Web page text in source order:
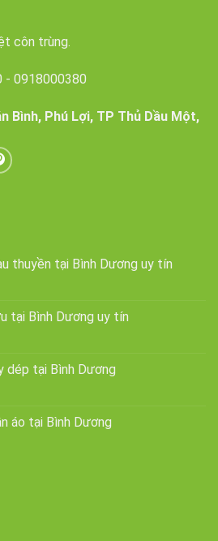
côn trùng.
- 0918000380
Bình, Phú Lợi, TP Thủ Dầu Một,
thuyền tại Bình Dương uy tín
tại Bình Dương uy tín
dép tại Bình Dương
áo tại Bình Dương